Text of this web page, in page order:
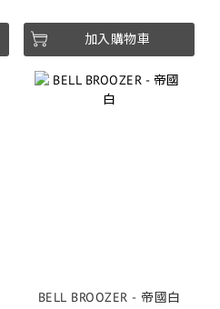
加入購物車
BELL BROOZER - 帝國白